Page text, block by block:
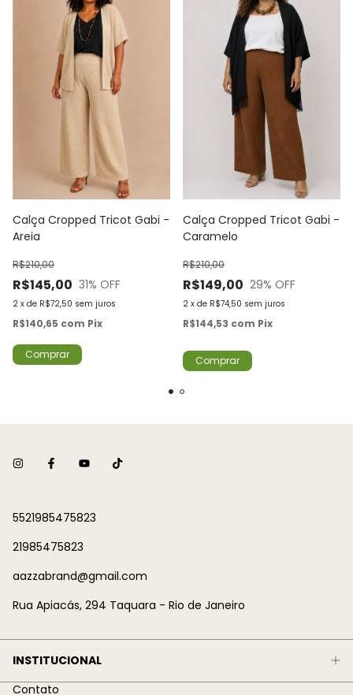
Calça Cropped Tricot Gabi -
Areia
R$145,00
R$210,00
31% OFF
2 x de R$72,50 sem juros
R$140,65 com Pix
Comprar
Calça Cropped Tricot Gabi -
Caramelo
R$149,00
R$210,00
29% OFF
2 x de R$74,50 sem juros
R$144,53 com Pix
Comprar
5521985475823
21985475823
aazzabrand@gmail.com
Rua Apiacás, 294 Taquara - Rio de Janeiro
INSTITUCIONAL
Contato